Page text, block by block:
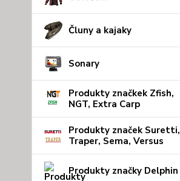
Čluny a kajaky
Sonary
Produkty značkek Zfish,
NGT, Extra Carp
Produkty značek Suretti,
Traper, Sema, Versus
Produkty značky Delphin